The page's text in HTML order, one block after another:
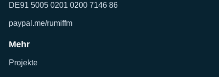
DE91 5005 0201 0200 7146 86
paypal.me/rumiffm
Mehr
Projekte